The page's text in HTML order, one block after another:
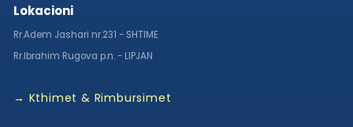
Lokacioni
Rr.Adem Jashari nr.231 - SHTIME
Rr.Ibrahim Rugova p.n. - LIPJAN
→ Kthimet & Rimbursimet